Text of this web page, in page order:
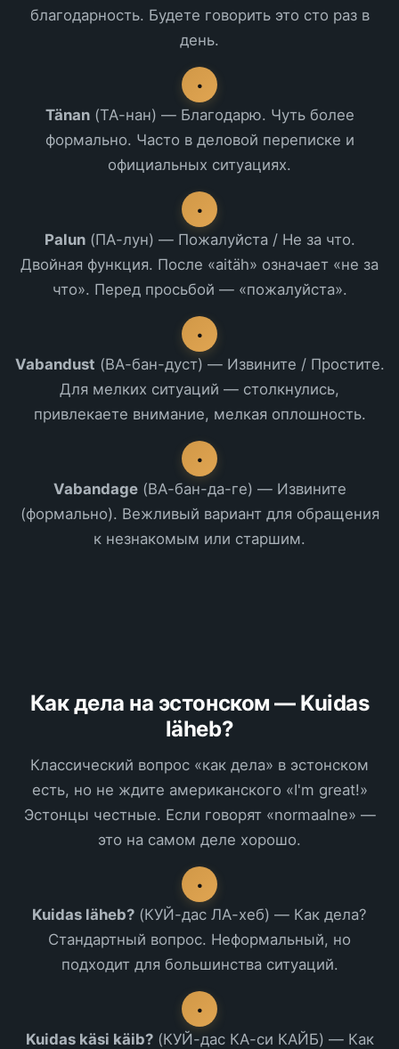
благодарность. Будете говорить это сто раз в
день.
•
Tänan(ТА-нан) — Благодарю. Чуть более
формально. Часто в деловой переписке и
официальных ситуациях.
•
Palun(ПА-лун) — Пожалуйста / Не за что.
Двойная функция. После «aitäh» означает «не за
что». Перед просьбой — «пожалуйста».
•
Vabandust (ВА-бан-дуст) — Извините / Простите.
Для мелких ситуаций — столкнулись,
привлекаете внимание, мелкая оплошность.
•
Vabandage(ВА-бан-да-ге) — Извините
(формально). Вежливый вариант для обращения
к незнакомым или старшим.
Как дела на эстонском — Kuidas
läheb?
Классический вопрос «как дела» в эстонском
есть, но не ждите американского «I'm great!»
Эстонцы честные. Если говорят «normaalne» —
это на самом деле хорошо.
•
Kuidas läheb? (КУЙ-дас ЛА-хеб) — Как дела?
Стандартный вопрос. Неформальный, но
подходит для большинства ситуаций.
•
Kuidas käsi käib?(КУЙ-дас КА-си КАЙБ) — Как